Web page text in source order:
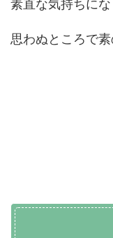
素直な気持ちに
思わぬところで